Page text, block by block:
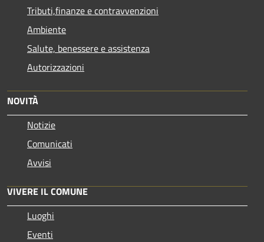
Tributi,finanze e contravvenzioni
Ambiente
Salute, benessere e assistenza
Autorizzazioni
NOVITÀ
Notizie
Comunicati
Avvisi
VIVERE IL COMUNE
Luoghi
Eventi